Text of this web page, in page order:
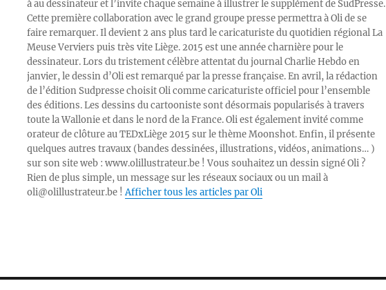
à au dessinateur et l’invite chaque semaine à illustrer le supplément de SudPresse.
Cette première collaboration avec le grand groupe presse permettra à Oli de se
faire remarquer. Il devient 2 ans plus tard le caricaturiste du quotidien régional La
Meuse Verviers puis très vite Liège. 2015 est une année charnière pour le
dessinateur. Lors du tristement célèbre attentat du journal Charlie Hebdo en
janvier, le dessin d’Oli est remarqué par la presse française. En avril, la rédaction
de l’édition Sudpresse choisit Oli comme caricaturiste officiel pour l’ensemble
des éditions. Les dessins du cartooniste sont désormais popularisés à travers
toute la Wallonie et dans le nord de la France. Oli est également invité comme
orateur de clôture au TEDxLiège 2015 sur le thème Moonshot. Enfin, il présente
quelques autres travaux (bandes dessinées, illustrations, vidéos, animations… )
sur son site web : www.olillustrateur.be ! Vous souhaitez un dessin signé Oli ?
Rien de plus simple, un message sur les réseaux sociaux ou un mail à
oli@olillustrateur.be !Afficher tous les articles par Oli